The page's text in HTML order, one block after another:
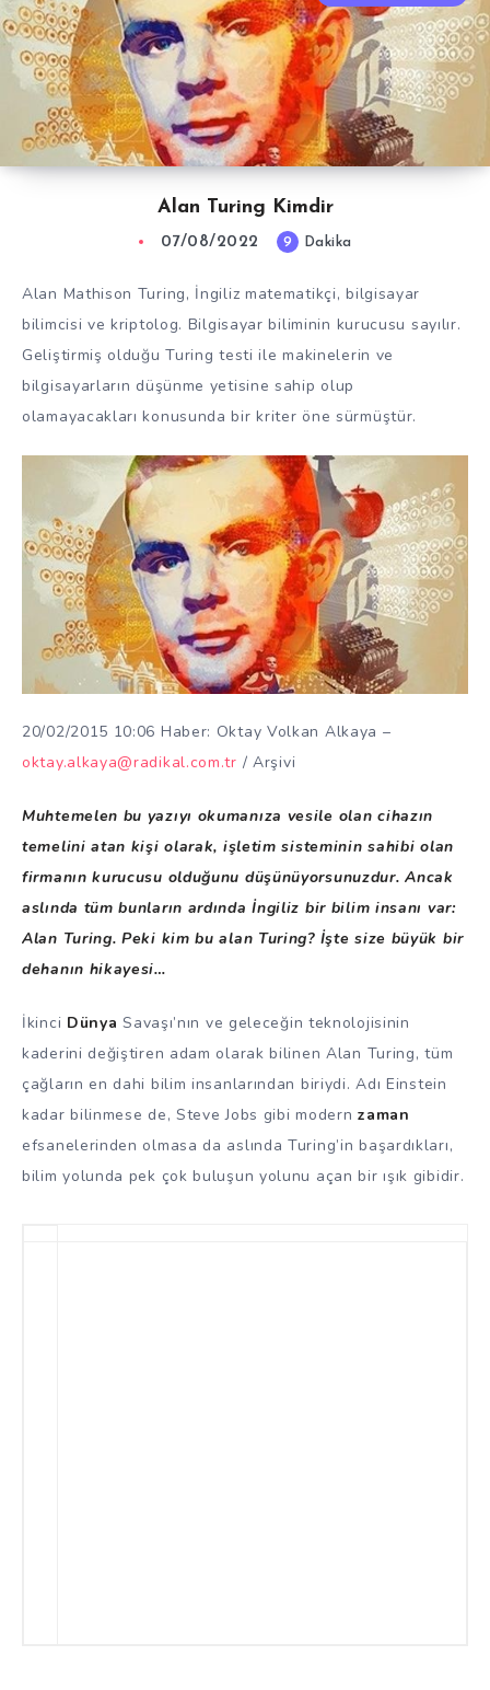
Alan Turing Kimdir
07/08/2022 9 Dakika
Alan Mathison Turing, İngiliz matematikçi, bilgisayar
bilimcisi ve kriptolog. Bilgisayar biliminin kurucusu sayılır.
Geliştirmiş olduğu Turing testi ile makinelerin ve
bilgisayarların düşünme yetisine sahip olup
olamayacakları konusunda bir kriter öne sürmüştür.
20/02/2015 10:06 Haber: Oktay Volkan Alkaya –
oktay.alkaya@radikal.com.tr / Arşivi
Muhtemelen bu yazıyı okumanıza vesile olan cihazın
temelini atan kişi olarak, işletim sisteminin sahibi olan
firmanın kurucusu olduğunu düşünüyorsunuzdur. Ancak
aslında tüm bunların ardında İngiliz bir bilim insanı var:
Alan Turing. Peki kim bu alan Turing? İşte size büyük bir
dehanın hikayesi…
İkinci DünyaSavaşı’nın ve geleceğin teknolojisinin
kaderini değiştiren adam olarak bilinen Alan Turing, tüm
çağların en dahi bilim insanlarından biriydi. Adı Einstein
kadar bilinmese de, Steve Jobs gibi modernzaman
efsanelerinden olmasa da aslında Turing’in başardıkları,
bilim yolunda pek çok buluşun yolunu açan bir ışık gibidir.